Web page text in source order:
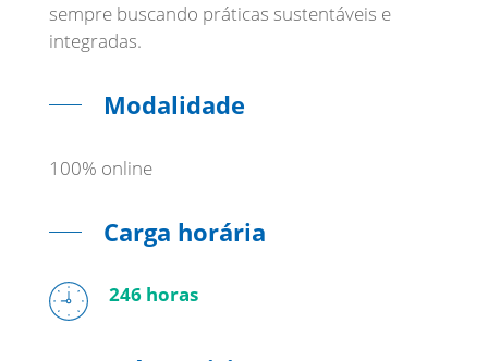
sempre buscando práticas sustentáveis e
integradas.
Modalidade
100% online
Carga horária
246 horas